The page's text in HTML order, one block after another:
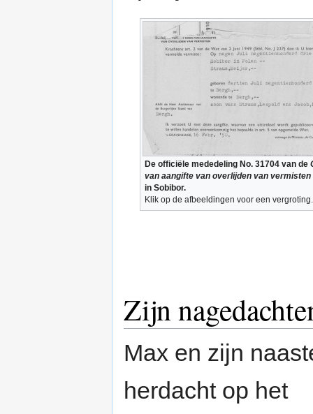
De officiële mededeling No. 31704 van de
van aangifte van overlijden van vermisten
in Sobibor.
Klik op de afbeeldingen voor een vergroting.
Zijn
Max en zijn
herdacht op het